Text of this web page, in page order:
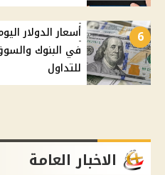
6
في البنوك
للتداول
الاخبار العامة